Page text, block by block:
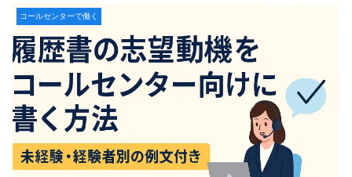
コールセンターで働く